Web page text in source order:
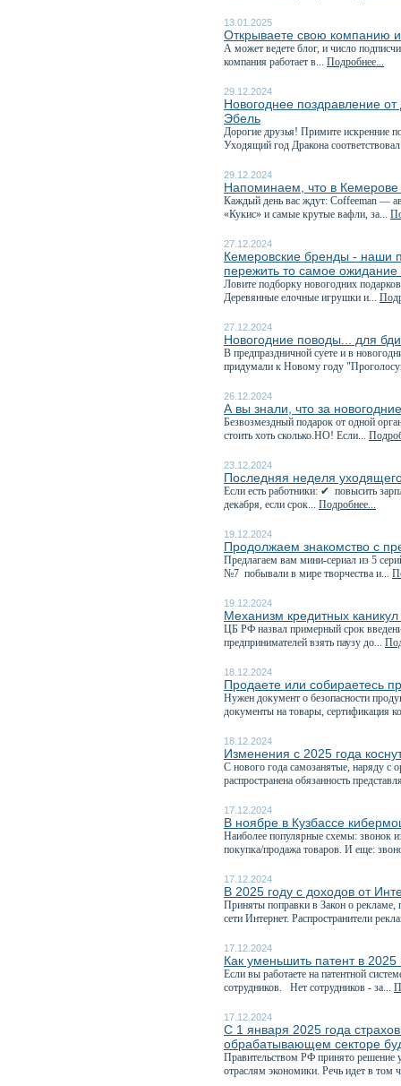
13.01.2025
Открываете свою компанию
А может ведете блог, и число
компания работает в... Подробнее...
29.12.2024
Новогоднее поздравление
Эбель
Дорогие друзья! Примите искренние
Уходящий год Дракона
29.12.2024
Напоминаем, что в Кемерове
Каждый день вас ждут: Coffeeman —
«Кукис» и самые крутые вафли, за...
27.12.2024
Кемеровские бренды - наши
пережить то самое ожидание
Ловите подборку новогодних
Деревянные елочные игрушки и...
27.12.2024
Новогодние поводы... для
В предпраздничной суете и в
придумали к Новому году
26.12.2024
А вы знали, что за
Безвозмездный подарок от одной
стоить хоть сколько.НО! Если...
23.12.2024
Последняя неделя
Если есть работники: ✔ повысить
декабря, если срок... Подробнее...
19.12.2024
Продолжаем знакомство с
Предлагаем вам мини-сериал из 5
№7 побывали в мире творчества и...
19.12.2024
Механизм кредитных
️ЦБ РФ назвал примерный срок
предпринимателей взять паузу до...
18.12.2024
Продаете или собираетесь
Нужен документ о безопасности
документы на товары, сертификация
18.12.2024
Изменения с 2025 года
С нового года самозанятые, наряду с
распространена обязанность
17.12.2024
В ноябре в Кузбассе
Наиболее популярные схемы: звонок
покупка/продажа товаров. И еще:
17.12.2024
В 2025 году с доходов от
Приняты поправки в Закон о рекламе,
сети Интернет. Распространители
17.12.2024
Как уменьшить патент в
Если вы работаете на патентной
сотрудников. Нет сотрудников - за...
17.12.2024
С 1 января 2025 года
обрабатывающем секторе
Правительством РФ принято решение
отраслям экономики. Речь идет в том